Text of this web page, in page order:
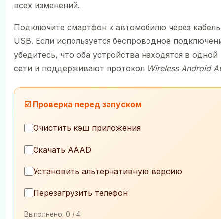
всех изменений.
Подключите смартфон к автомобилю через кабель
USB. Если используется беспроводное
убедитесь, что оба устройства находятся в одной
сети и поддерживают протокол Wireless Android
☑️ Проверка перед запуском
Очистить кэш приложения
Скачать AAAD
Установить альтернативную версию
Перезагрузить телефон
Выполнено: 0 / 4